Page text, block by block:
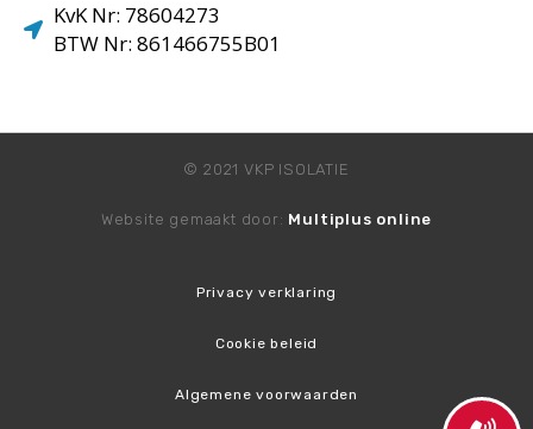
KvK Nr: 78604273
BTW Nr: 861466755B01
© 2021 VKP ISOLATIE
Website gemaakt door: Multiplus online
Privacy verklaring
Cookie beleid
Algemene voorwaarden